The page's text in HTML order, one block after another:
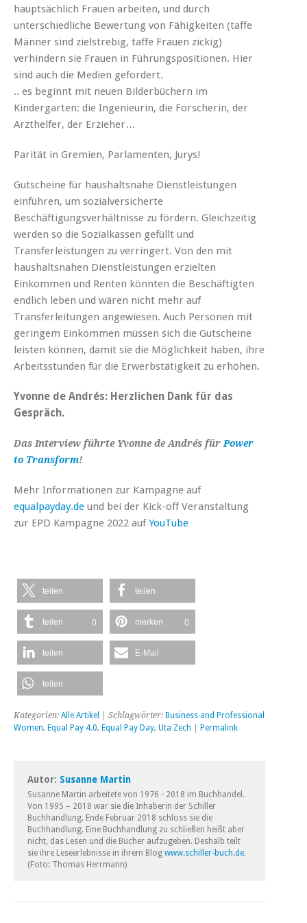
hauptsächlich Frauen arbeiten, und durch
unterschiedliche Bewertung von Fähigkeiten (taffe
Männer sind zielstrebig, taffe Frauen zickig)
verhindern sie Frauen in Führungspositionen. Hier
sind auch die Medien gefordert.
.. es beginnt mit neuen Bilderbüchern im
Kindergarten: die Ingenieurin, die Forscherin, der
Arzthelfer, der Erzieher…
Parität in Gremien, Parlamenten, Jurys!
Gutscheine für haushaltsnahe Dienstleistungen
einführen, um sozialversicherte
Beschäftigungsverhältnisse zu fördern. Gleichzeitig
werden so die Sozialkassen gefüllt und
Transferleistungen zu verringert. Von den mit
haushaltsnahen Dienstleistungen erzielten
Einkommen und Renten könnten die Beschäftigten
endlich leben und wären nicht mehr auf
Transferleitungen angewiesen. Auch Personen mit
geringem Einkommen müssen sich die Gutscheine
leisten können, damit sie die Möglichkeit haben, ihre
Arbeitsstunden für die Erwerbstätigkeit zu erhöhen.
Yvonne de Andrés: Herzlichen Dank für das
Gespräch.
Das Interview führte Yvonne de Andrés für Power
to Transform!
Mehr Informationen zur Kampagne auf
equalpayday.de und bei der Kick-off Veranstaltung
zur EPD Kampagne 2022 aufYouTube
teilen teilen
teilen 0 merken 0
teilen E-Mail
teilen
Kategorien: Alle Artikel | Schlagwörter: Business and Professional
Women, Equal Pay 4.0, Equal Pay Day, Uta Zech Permalink
Autor: Susanne Martin
Susanne Martin arbeitete von 1976 - 2018 im Buchhandel.
Von 1995 – 2018 war sie die Inhaberin der Schiller
Buchhandlung. Ende Februar 2018 schloss sie die
Buchhandlung. Eine Buchhandlung zu schließen heißt aber
nicht, das Lesen und die Bücher aufzugeben. Deshalb teilt
sie ihre Leseerlebnisse in ihrem Blog www.schiller-buch.de.
(Foto: Thomas Herrmann)